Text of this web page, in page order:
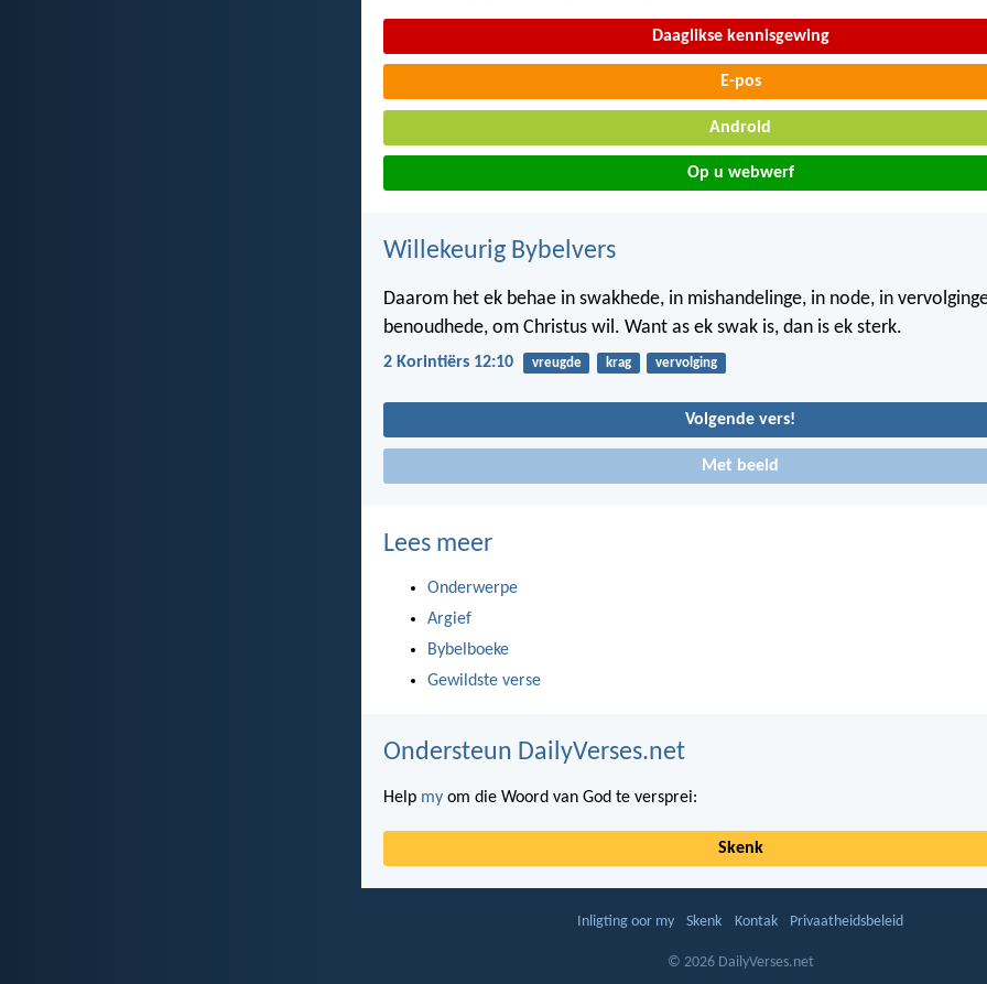
Daaglikse kennisgewing
E-pos
Android
Op u webwerf
Willekeurig Bybelvers
Daarom het ek behae in swakhede, in mishandelinge, in node, in
benoudhede, om Christus wil. Want as ek swak is, dan is ek sterk.
2 Korintiërs 12:10 vreugde krag vervolging
Volgende vers!
Met beeld
Lees meer
Onderwerpe
Argief
Bybelboeke
Gewildste verse
Ondersteun DailyVerses.net
Help my om die Woord van God te versprei:
Skenk
Inligting oor my Skenk Kontak Privaatheidsbeleid
© 2026 DailyVerses.net